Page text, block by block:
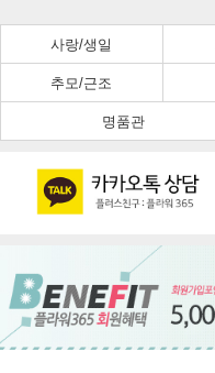
사랑/생일
추모/근조
명품관